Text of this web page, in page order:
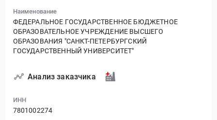
Наименование
ФЕДЕРАЛЬНОЕ ГОСУДАРСТВЕННОЕ БЮДЖЕТНОЕ
ОБРАЗОВАТЕЛЬНОЕ УЧРЕЖДЕНИЕ ВЫСШЕГО
ОБРАЗОВАНИЯ "САНКТ-ПЕТЕРБУРГСКИЙ
ГОСУДАРСТВЕННЫЙ УНИВЕРСИТЕТ"
Анализ заказчика
ИНН
7801002274